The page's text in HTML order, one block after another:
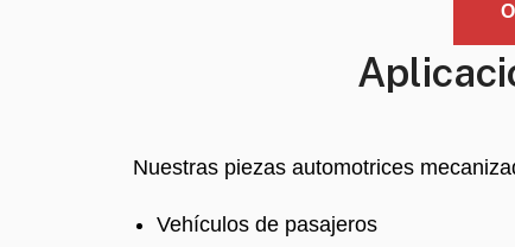
Nuestras piezas automotrices
Vehículos de pasajeros